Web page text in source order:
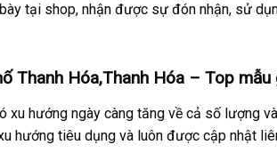
tại shop, nhận được sự đón nhận, sử
Thanh Hóa,Thanh Hóa– Top mẫu
xu hướng ngày càng tăng về cả số lượng
hướng tiêu dụng và luôn được cập nhật